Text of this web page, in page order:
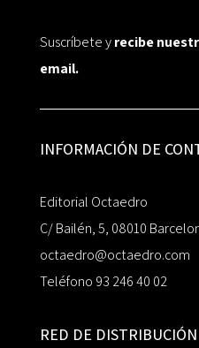
Suscríbete yrecibe
email.
INFORMACIÓN DE
Editorial Octaedro
C/ Bailén, 5, 08010
octaedro@octaedro.com
Teléfono 93 246 40 02
RED DE DISTRIBUCIÓN